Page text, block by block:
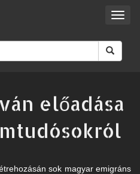
előadása
sok magyar emigráns